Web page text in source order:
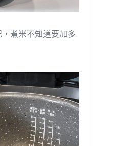
煮米不知道要加多